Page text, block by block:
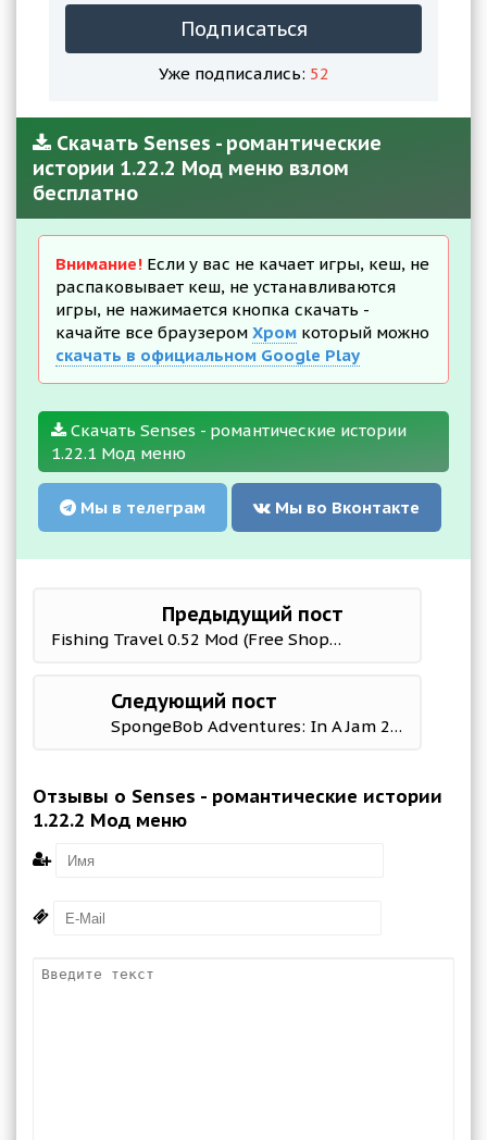
Подписаться
Уже подписались: 52
Скачать Senses - романтические
истории 1.22.2 Мод меню взлом
бесплатно
Внимание! Если у вас не качает игры, кеш, не
распаковывает кеш, не устанавливаются
игры, не нажимается кнопка скачать -
качайте все браузером Хром который можно
скачать в официальном Google Play
Скачать Senses - романтические истории
1.22.1 Мод меню
Мы в телеграм Мы во Вконтакте
Предыдущий пост
Fishing Travel 0.52 Mod (Free Shopping)
Следующий пост
SpongeBob Adventures: In A Jam 2.34.0 Mod (Diamonds/Gold)
Отзывы о Senses - романтические истории
1.22.2 Мод меню